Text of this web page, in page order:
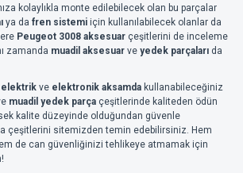
kolaylıkla monte edilebilecek olan bu parçalar
ya da fren sistemi için kullanılabilecek olanlar da
Peugeot 3008 aksesuar çeşitlerini de inceleme
zamanda muadil aksesuar ve yedek parçaları da
elektrik ve elektronik aksamda kullanabileceğiniz
muadil yedek parça çeşitlerinde kaliteden ödün
kalite düzeyinde olduğundan güvenle
çeşitlerini sitemizden temin edebilirsiniz. Hem
de can güvenliğinizi tehlikeye atmamak için